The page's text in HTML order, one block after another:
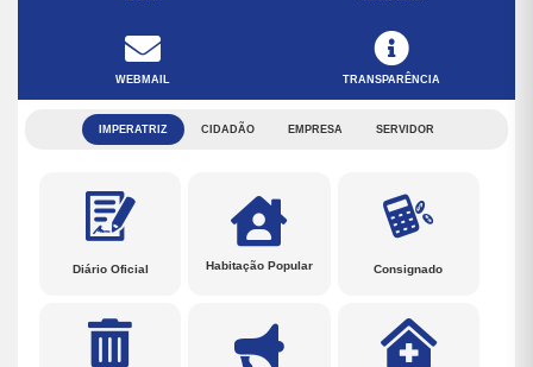
WEBMAIL TRANSPARÊNCIA
IMPERATRIZ CIDADÃO EMPRESA SERVIDOR
Diário Oficial Habitação Popular Consignado